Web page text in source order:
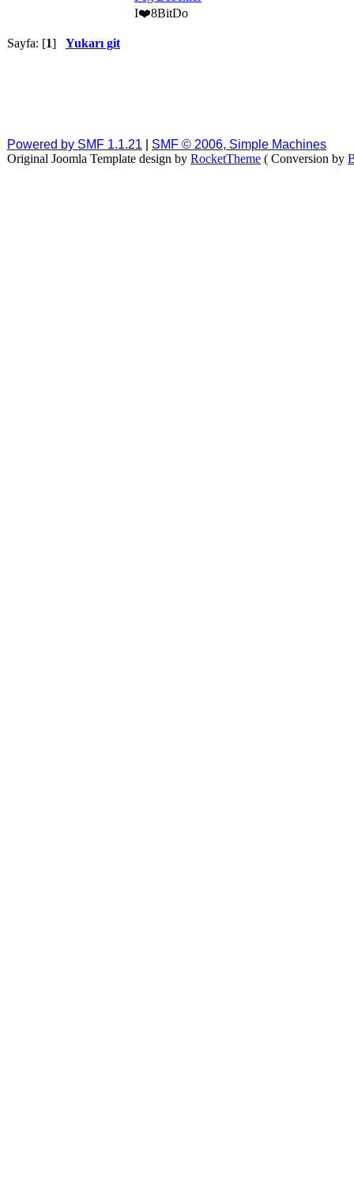
I❤️8BitDo
Sayfa: [1] Yukarı git
Powered by SMF 1.1.21
SMF © 2006, Simple Machines
Original Joomla Template design by RocketTheme ( Conversion by